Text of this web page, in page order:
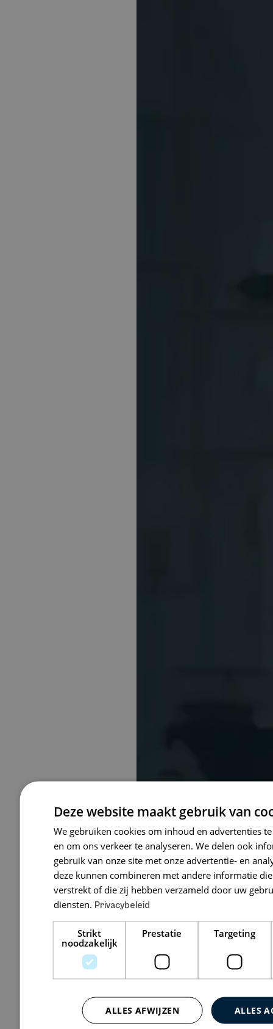
Van Braak
Vendelier 81,
Bekijk 0 vacatures
Deze website maakt gebruik van
We gebruiken cookies om inhoud en advertenties
en om ons verkeer te analyseren. We delen ook
gebruik van onze site met onze advertentie- en
deze kunnen combineren met andere informatie
verstrekt of die zij hebben verzameld door uw
diensten. Privacybeleid
Strikt
noodzakelijk
Prestatie Targeting
ALLES
ALLES AFWIJZEN